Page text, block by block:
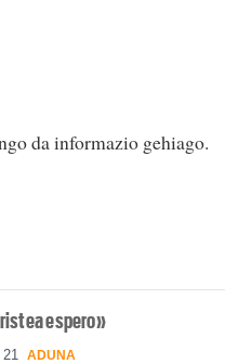
da informazio gehiago.
espero»
ADUNA